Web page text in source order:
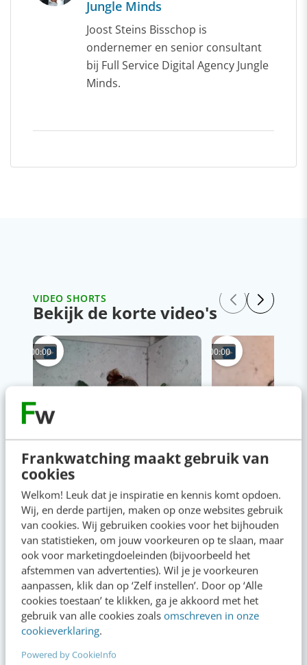
Frankwatching maakt gebruik van
cookies
Welkom! Leuk dat je inspiratie en kennis komt opdoen.
Wij, en derde partijen, maken op onze websites gebruik
van cookies. Wij gebruiken cookies voor het bijhouden
van statistieken, om jouw voorkeuren op te slaan, maar
ook voor marketingdoeleinden (bijvoorbeeld het
afstemmen van advertenties). Wil je je voorkeuren
aanpassen, klik dan op ‘Zelf instellen’. Door op ‘Alle
cookies toestaan’ te klikken, ga je akkoord met het
gebruik van alle cookies zoals omschreven in onze
cookieverklaring.
Powered by CookieInfo
Jungle Minds
Joost Steins Bisschop is
ondernemer en senior consultant
bij Full Service Digital Agency Jungle
Minds.
VIDEO SHORTS
Bekijk de korte video's
00:00
Content & AI
00:00